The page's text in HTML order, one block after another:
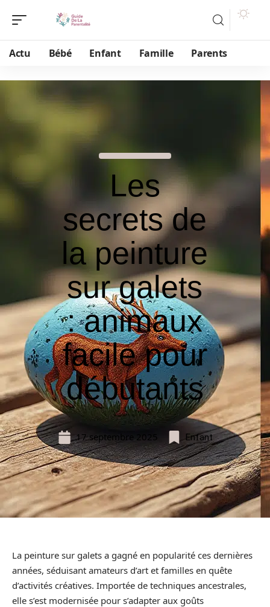
Actu Bébé Enfant Famille Parents
Les
secrets de
la peinture
sur galets
: animaux
facile pour
débutants
17 septembre 2025 Enfant
La peinture sur galets a gagné en popularité ces dernières
années, séduisant amateurs d’art et familles en quête
d’activités créatives. Importée de techniques ancestrales,
elle s’est modernisée pour s’adapter aux goûts